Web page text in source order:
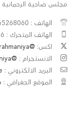
مجلس ضاحية الرحمانية
الهاتف : 065268060
الهاتف المتحرك : 0561777146
اكس: @majlisrahmaniya
الانستجرام : @majlisrahmaniya
البريد الالكتروني :
الموقع الجغرافي :